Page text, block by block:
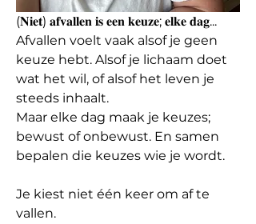
(𝐍𝐢𝐞𝐭) 𝐚𝐟𝐯𝐚𝐥𝐥𝐞𝐧 𝐢𝐬 𝐞𝐞𝐧 𝐤𝐞𝐮𝐳𝐞; 𝐞𝐥𝐤𝐞 𝐝𝐚𝐠...
Afvallen voelt vaak alsof je geen
keuze hebt. Alsof je lichaam doet
wat het wil, of alsof het leven je
steeds inhaalt.
Maar elke dag maak je keuzes;
bewust of onbewust. En samen
bepalen die keuzes wie je wordt.
Je kiest niet één keer om af te
vallen.